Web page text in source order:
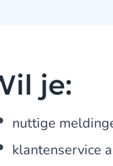
je:
nuttige
klantenservice